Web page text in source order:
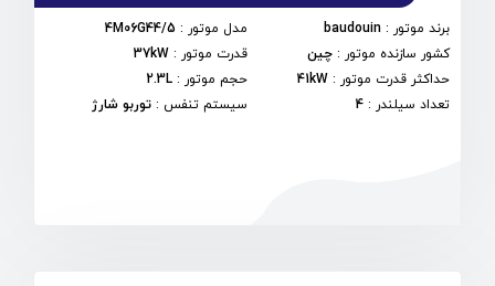
برند موتور :
baudouin مدل موتور :
4M06G44/5
کشور سازنده موتور : چین قدرت موتور :
37kW
حداکثر قدرت موتور :
41kW حجم موتور :
2.3L
تعداد سیلندر :
4 سیستم تنفس : توربو شارژ